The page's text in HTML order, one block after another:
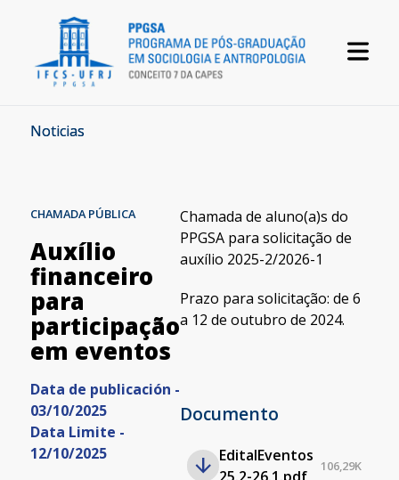
Noticias
CHAMADA PÚBLICA
Auxílio
financeiro
para
participação
em eventos
Data de publicación -
03/10/2025
Data Limite -
12/10/2025
Chamada de aluno(a)s do
PPGSA para solicitação de
auxílio 2025-2/2026-1
Prazo para solicitação: de 6
a 12 de outubro de 2024.
Documento
EditalEventos
106,29K